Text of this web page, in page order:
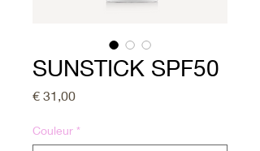
SUNSTICK SPF50
€ 31,00Prijs
Couleur *